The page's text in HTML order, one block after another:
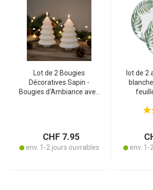
Lot de 2 Bougies
Décoratives Sapin -
Bougies d‘Ambiance avec
CHF 7.95
env. 1-2 jours ouvrables
lot de 2
env. 1-